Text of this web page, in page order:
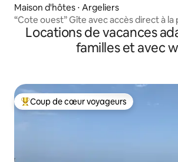
Maison d'hôtes ⋅ Argeliers
“Cote ouest” Gîte avec accès direct à la
Locations de vacances
familles et avec
Coups de cœur voyageurs les plus
Coup de cœur voyageurs